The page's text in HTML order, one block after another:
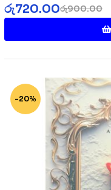
රු900.00
රු720.00
-20%